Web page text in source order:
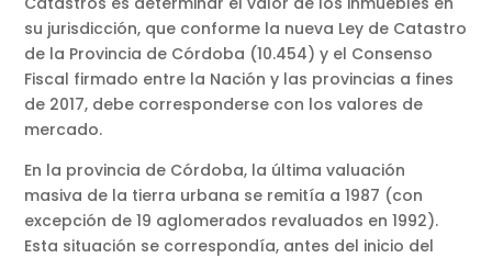
su jurisdicción, que conforme la nueva Ley de Catastro
de la Provincia de Córdoba (10.454) y el Consenso
Fiscal firmado entre la Nación y las provincias a fines
de 2017, debe corresponderse con los valores de
mercado.
En la provincia de Córdoba, la última valuación
masiva de la tierra urbana se remitía a 1987 (con
excepción de 19 aglomerados revaluados en 1992).
Esta situación se correspondía, antes del inicio del